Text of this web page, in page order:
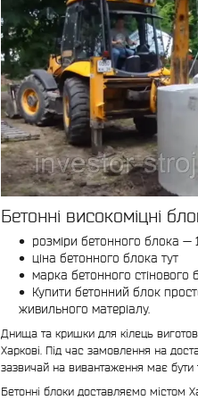
Бетонні високоміцні
розміри бетонного блока —
ціна бетонного блока тут
марка бетонного
Купити бетонний блок
живильного матеріалу.
Днища та кришки для кілець
Харкові. Під час замовлення на
зазвичай на вивантаження має бути
Бетонні блоки доставляємо містом